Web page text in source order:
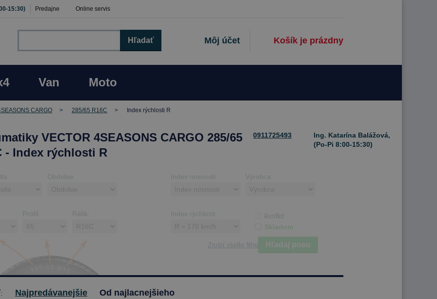
15:30) Predajne Online servis
Košík je prázdny
Môj účet
Hľadať
Van Moto
CARGO 285/65 R16C Index rýchlosti R
VECTOR 4SEASONS CARGO 285/65
- Index rýchlosti R
0911725493
Ing. Katarína Balážová,
(Po-Pi 8:00-15:30)
Obdobie: Index nosnosti: Výrobca:
Profil: Ráfik: Index rýchlosti: Runflat
Skladom
Zrušiť všetky filtre Hľadaj pneu
Najpredávanejšie Od najlacnejšieho